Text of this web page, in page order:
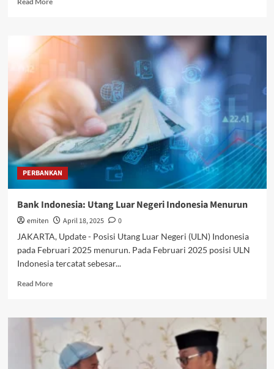
Laporan
Bersih
Rp49,55
Triliun
PERBANKAN
Bank Indonesia: Utang Luar Negeri Indonesia Menurun
emiten April 18, 2025
0
JAKARTA, Update - Posisi Utang Luar Negeri (ULN) Indonesia
pada Februari 2025 menurun. Pada Februari 2025 posisi ULN
Indonesia tercatat sebesar...
Read MoreRead
Bank
Indonesia:
Luar
Negeri